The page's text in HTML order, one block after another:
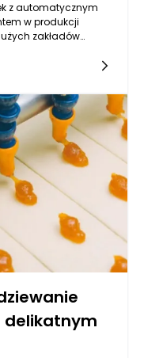
z automatycznym
w produkcji
zakładów
Wprowadzenie
wpłynąć na
końcowego
ustawienie
i czas, które
oraz nadzienia.
delikatnym